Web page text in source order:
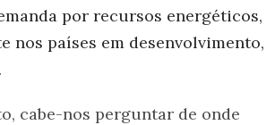
por recursos energéticos,
nos países em desenvolvimento,
cabe-nos perguntar de onde